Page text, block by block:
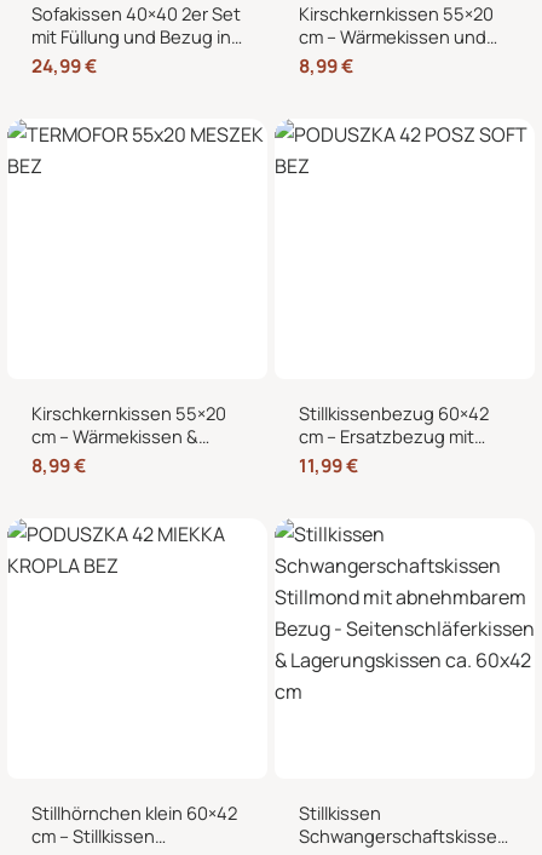
Sofakissen 40×40 2er Set
mit Füllung und Bezug in
edler Cord-Optik –
Dekokissen für Sofa,
24,99€
Kirschkernkissen 55×20
cm – Wärmekissen und
Kältekissen mit 100%
Kirschkernen, für
Nacken Rücken Bauch
8,99€
Kirschkernkissen 55×20
cm – Wärmekissen &
Kältekissen für
Mikrowelle, Nacken,
8,99€
Stillkissenbezug 60×42
cm – Ersatzbezug mit
Reißverschluss für
Stillmond & Stillhörnchen
11,99€
Stillhörnchen klein 60×42
cm – Stillkissen
Stillkissen
Schwangerschaftskissen